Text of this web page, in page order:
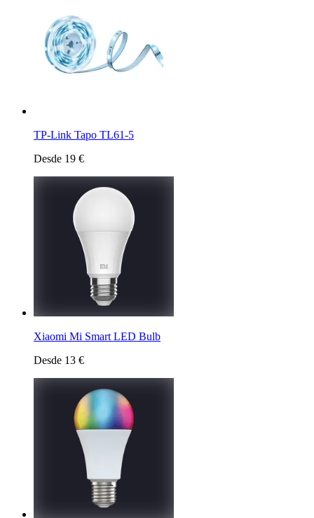
TP-Link Tapo TL61-5
Desde 19 €
Xiaomi Mi Smart LED Bulb
Desde 13 €